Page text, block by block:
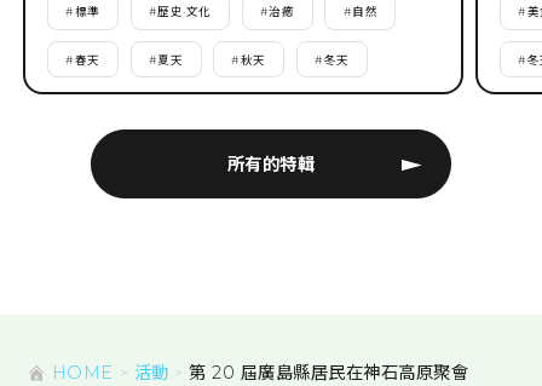
所有的特輯
#標準 #歷史·文化 #治癒 #自然
#春天 #夏天 #秋天 #冬天
#美
#冬
HOME 活動 第 20 屆廣島縣居民在神石高原聚會